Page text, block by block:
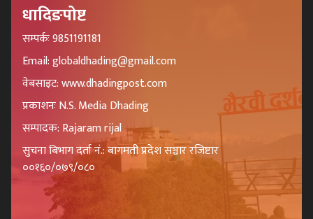
धादिङपोष्ट
सम्पर्कः 9851191181
Email: globaldhading@gmail.com
वेबसाइट: www.dhadingpost.com
प्रकाशनः N.S. Media Dhading
सम्पादक: Rajaram rijal
सुचना बिभाग दर्ता नं.: बागमती प्रदेश सञ्चार रजिष्टार
००१६०/०७९/०८०